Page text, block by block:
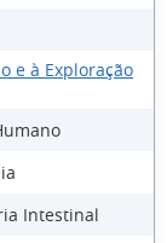
e à Exploração
Intestinal